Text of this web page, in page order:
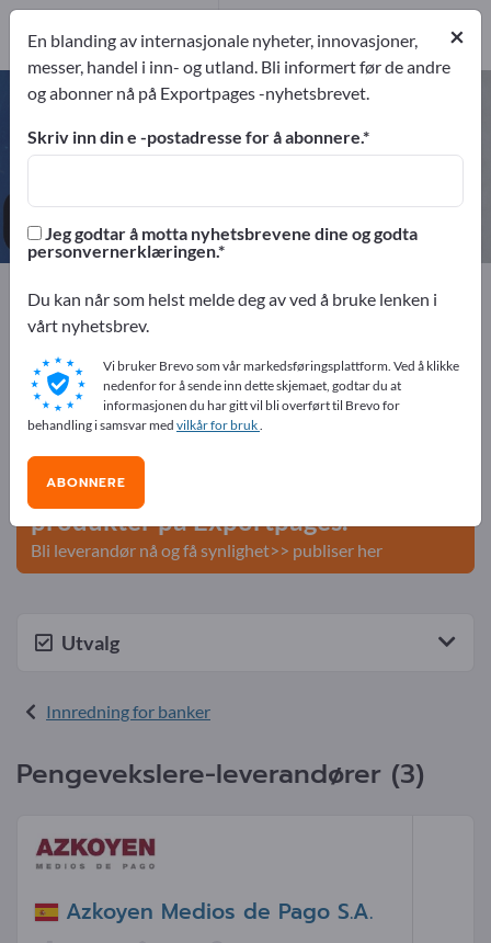
Pengevekslere – finn produsenter
og leverandører
3
3
Exportpages
Bedriftsutstyr / Institusjonsinnredning
Innredning for banker
Pengevekslere
Annonser gratis på Exportpages!
Behov – Tilbud – Brukte varer – Forretningskontakter >>
start her
Publiser din bedrift og dine
produkter på Exportpages.
Bli leverandør nå og få synlighet>> publiser her
Utvalg
Innredning for banker
Pengevekslere-leverandører (3)
Azkoyen Medios de Pago S.A.
×
En blanding av internasjonale nyheter, innovasjoner,
messer, handel i inn- og utland. Bli informert før de andre
og abonner nå på Exportpages -nyhetsbrevet.
Skriv inn din e -postadresse for å abonnere.
Jeg godtar å motta nyhetsbrevene dine og godta
personvernerklæringen.
Du kan når som helst melde deg av ved å bruke lenken i
vårt nyhetsbrev.
Vi bruker Brevo som vår markedsføringsplattform. Ved å klikke
nedenfor for å sende inn dette skjemaet, godtar du at
informasjonen du har gitt vil bli overført til Brevo for
behandling i samsvar med vilkår for bruk.
ABONNERE